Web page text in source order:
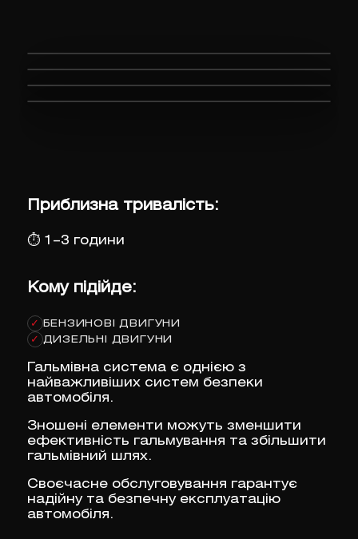
Приблизна тривалість:
⏱ 1–3 години
Кому підійде:
✓ БЕНЗИНОВІ ДВИГУНИ
✓ ДИЗЕЛЬНІ ДВИГУНИ
Гальмівна система є однією з
найважливіших систем безпеки
автомобіля.
Зношені елементи можуть зменшити
ефективність гальмування та збільшити
гальмівний шлях.
Своєчасне обслуговування гарантує
надійну та безпечну експлуатацію
автомобіля.